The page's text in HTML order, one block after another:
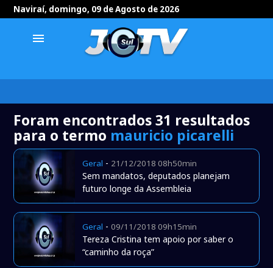
Naviraí, domingo, 09 de Agosto de 2026
menu
Foram encontrados 31 resultados
para o termo mauricio picarelli
Geral - 21/12/2018 08h50min
Sem mandatos, deputados planejam
futuro longe da Assembleia
Geral -09/11/2018 09h15min
Tereza Cristina tem apoio por saber o
“caminho da roça”